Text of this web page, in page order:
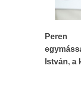
István, a